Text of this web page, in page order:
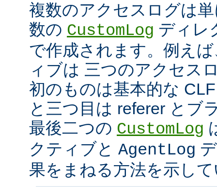
複数のアクセスログは
数の CustomLog ディレ
で作成されます。例え
ィブは 三つのアクセス
初のものは基本的な
と三つ目は referer とブ
最後二つの CustomLog
クティブと AgentLog
果をまねる方法を示し